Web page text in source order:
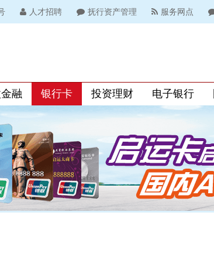
人才招聘 抚行资产管理 服务网点
融 银行卡 投资理财 电子银行